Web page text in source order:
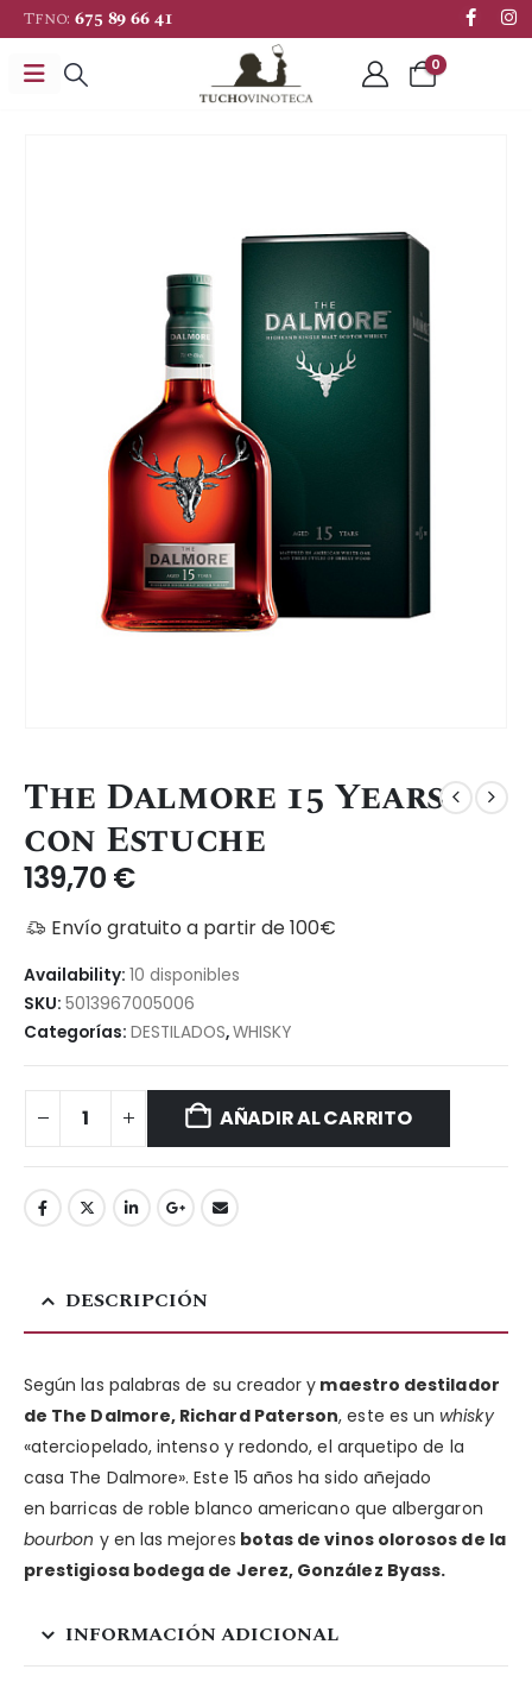
Tfno:675 89 66 41
0
The Dalmore 15 Years
con Estuche
139,70 €
Envío gratuito a partir de 100€
Availability: 10 disponibles
SKU: 5013967005006
Categorías: DESTILADOS,WHISKY
AÑADIR AL CARRITO
DESCRIPCIÓN
Según las palabras de su creador y maestro destilador
de The Dalmore, Richard Paterson, este es unwhisky
«aterciopelado, intenso y redondo, el arquetipo de la
casa The Dalmore». Este 15 años ha sido añejado
en barricas de roble blanco americano que albergaron
bourbon y en las mejores botas de vinos olorosos de la
prestigiosa bodega de Jerez, González Byass.
INFORMACIÓN ADICIONAL